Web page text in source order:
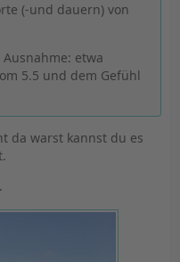
(-und dauern) von
etwa
5.5 und dem Gefühl
da warst kannst du es